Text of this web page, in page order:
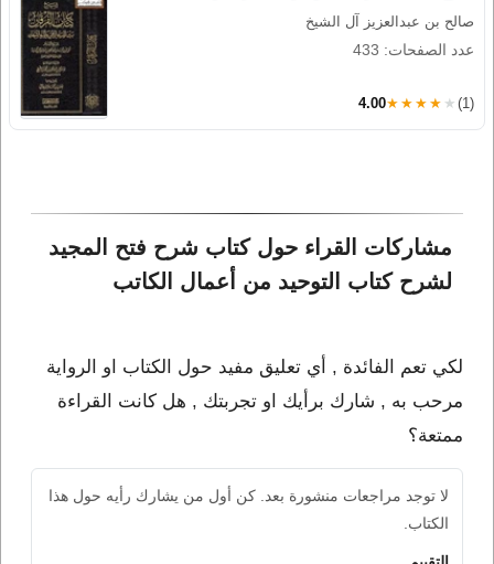
صالح بن عبدالعزيز آل الشيخ
عدد الصفحات: 433
4.00★★★★★ (1)
مشاركات القراء حول كتاب شرح فتح المجيد
لشرح كتاب التوحيد من أعمال الكاتب
لكي تعم الفائدة , أي تعليق مفيد حول الكتاب او الرواية
مرحب به , شارك برأيك او تجربتك , هل كانت القراءة
ممتعة؟
لا توجد مراجعات منشورة بعد. كن أول من يشارك رأيه حول هذا
الكتاب.